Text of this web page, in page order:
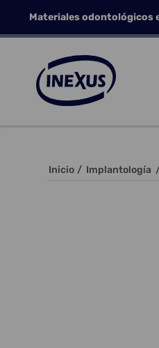
Materiales odontológicos
Inicio / Implantología